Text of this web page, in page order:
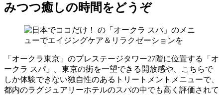
みつつ癒しの時間をどうぞ
「オークラ東京」のプレステージタワー27階に位置する「オ
ークラ スパ」。東京の街を一望できる開放感や、こちらで
しか体験できない独自性のあるトリートメントメニューで、
都内のラグジュアリーホテルのスパの中でも高く評価されて